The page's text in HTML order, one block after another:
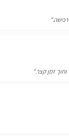
זמן קצר."